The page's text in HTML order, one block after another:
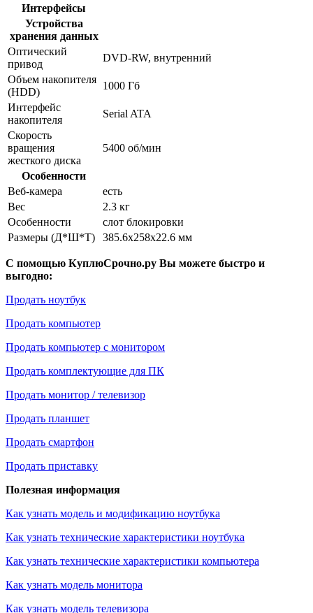
Интерфейсы
Устройства
хранения данных
Оптический
привод
DVD-RW, внутренний
Объем накопителя
(HDD)
1000 Гб
Интерфейс
накопителя
Serial ATA
Скорость
вращения
жесткого диска
5400 об/мин
Особенности
Веб-камера
есть
Вес
2.3 кг
Особенности
слот блокировки
Размеры (Д*Ш*Т)
385.6x258x22.6 мм
С помощью КуплюСрочно.ру Вы можете быстро и
выгодно:
Продать ноутбук
Продать компьютер
Продать компьютер с монитором
Продать комплектующие для ПК
Продать монитор / телевизор
Продать планшет
Продать смартфон
Продать приставку
Полезная информация
Как узнать модель и модификацию ноутбука
Как узнать технические характеристики ноутбука
Как узнать технические характеристики компьютера
Как узнать модель монитора
Как узнать модель телевизора